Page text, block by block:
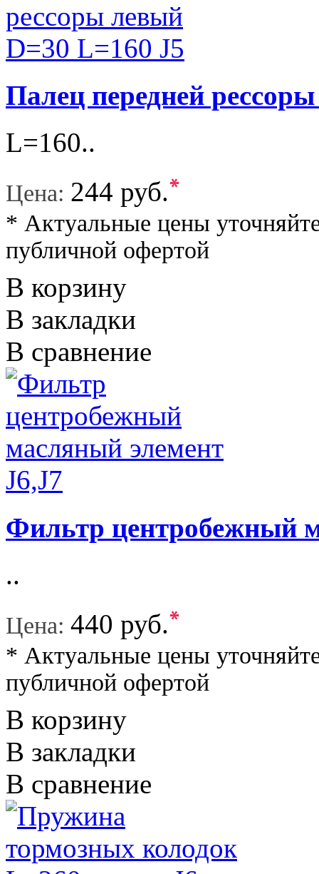
Палец передней
L=160..
Цена: 244 руб.*
* Актуальные цены
публичной офертой
В корзину
В закладки
В сравнение
Фильтр центробежный
..
Цена: 440 руб.*
* Актуальные цены
публичной офертой
В корзину
В закладки
В сравнение